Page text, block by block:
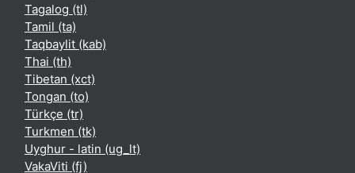
Tagalog ‎(tl)‎
Tamil ‎(ta)‎
Taqbaylit ‎(kab)‎
Thai ‎(th)‎
Tibetan ‎(xct)‎
Tongan ‎(to)‎
Türkçe ‎(tr)‎
Turkmen ‎(tk)‎
Uyghur - latin ‎(ug_lt)‎
VakaViti ‎(fj)‎